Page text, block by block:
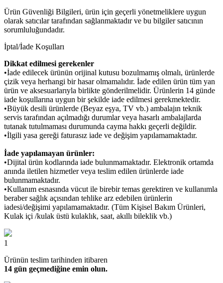
Ürün Güvenliği Bilgileri, ürün için geçerli yönetmeliklere uygun
olarak satıcılar tarafından sağlanmaktadır ve bu bilgiler satıcının
sorumluluğundadır.
İptal/İade Koşulları
Dikkat edilmesi gerekenler
•İade edilecek ürünün orijinal kutusu bozulmamış olmalı, ürünlerde
çizik veya herhangi bir hasar olmamalıdır. İade edilen ürün tüm yan
ürün ve aksesuarlarıyla birlikte gönderilmelidir. Ürünlerin 14 günde
iade koşullarına uygun bir şekilde iade edilmesi gerekmektedir.
•Büyük desili ürünlerde (Beyaz eşya, TV vb.) ambalajın teknik
servis tarafından açılmadığı durumlar veya hasarlı ambalajlarda
tutanak tutulmaması durumunda cayma hakkı geçerli değildir.
•İlgili yasa gereği faturasız iade ve değişim yapılamamaktadır.
İade yapılamayan ürünler:
•Dijital ürün kodlarında iade bulunmamaktadır. Elektronik ortamda
anında iletilen hizmetler veya teslim edilen ürünlerde iade
bulunmamaktadır.
•Kullanım esnasında vücut ile birebir temas gerektiren ve kullanımla
beraber sağlık açısından tehlike arz edebilen ürünlerin
iadesi/değişimi yapılamamaktadır. (Tüm Kişisel Bakım Ürünleri,
Kulak içi /kulak üstü kulaklık, saat, akıllı bileklik vb.)
1
Ürünün teslim tarihinden itibaren
14 gün geçmediğine emin olun.